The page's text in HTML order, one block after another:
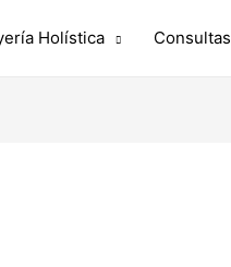
Holística Consultas